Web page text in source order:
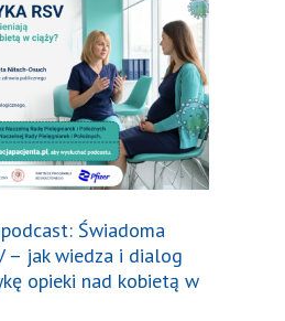
Świadoma
– jak wiedza i dialog
opieki nad kobietą w